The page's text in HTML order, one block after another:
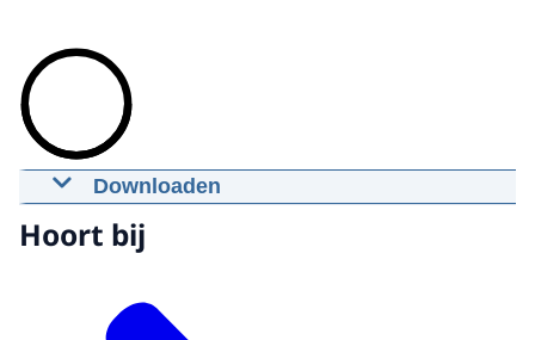
Downloaden
Prinses Máxima bezoekt
slotbijeenkomst Beste Maatjes
Download
Hoort bij